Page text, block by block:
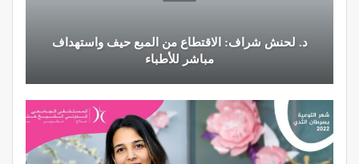
د. لحنش شراف: الاقتطاع من المبع حيف واستهداف
مباشر للأطباء